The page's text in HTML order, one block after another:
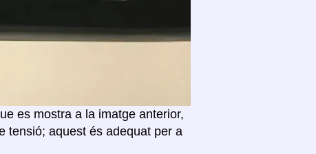
es mostra a la imatge anterior,
tensió; aquest és adequat per a